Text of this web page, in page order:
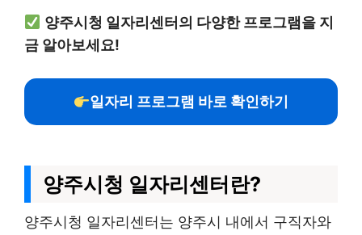
양주시청 일자리센터의 다양한 프로그램을 지
금 알아보세요!
일자리 프로그램 바로 확인하기
양주시청 일자리센터란?
양주시청 일자리센터는 양주시 내에서 구직자와